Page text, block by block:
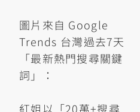
圖片來自 Google
Trends 台灣過去7天
「最新熱門搜尋關鍵
詞」：
紅姐以「20萬+搜尋